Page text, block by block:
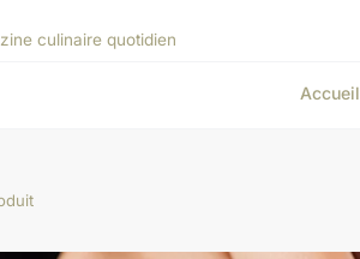
culinaire quotidien
Accueil